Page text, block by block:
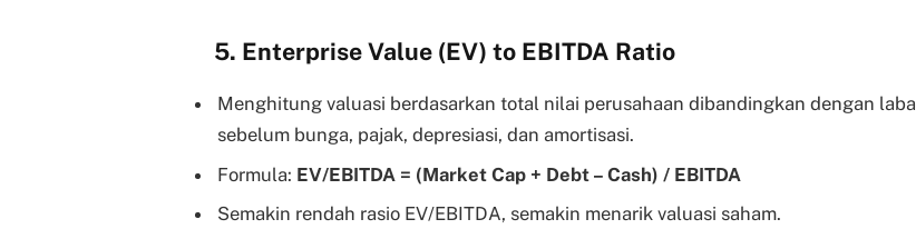
5. Enterprise Value (EV) to EBITDA Ratio
Menghitung valuasi berdasarkan total nilai perusahaan dibandingkan dengan laba
sebelum bunga, pajak, depresiasi, dan amortisasi.
Formula: EV/EBITDA = (Market Cap + Debt – Cash) / EBITDA
Semakin rendah rasio EV/EBITDA, semakin menarik valuasi saham.